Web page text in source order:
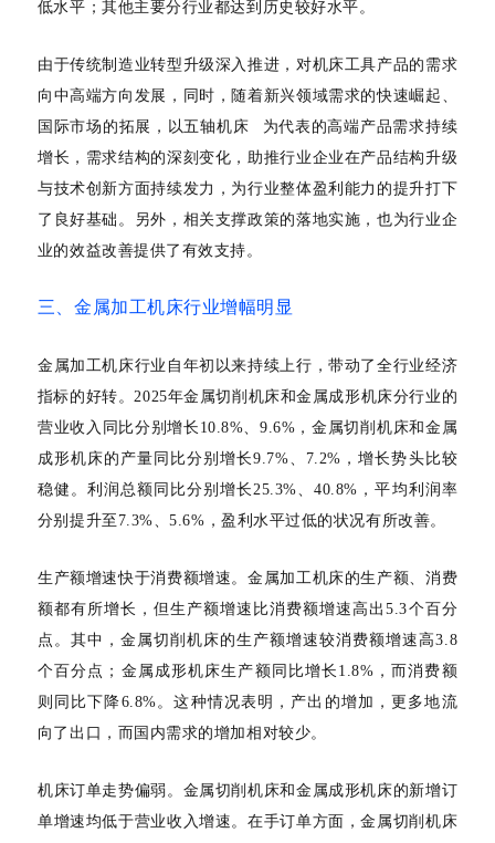
低水平；其他主要分行业都达到历史较好水平。
由于传统制造业转型升级深入推进，对机床工具产品的需求
向中高端方向发展，同时，随着新兴领域需求的快速崛起、
国际市场的拓展，以五轴机床
为代表的高端产品需求持续
增长，需求结构的深刻变化，助推行业企业在产品结构升级
与技术创新方面持续发力，为行业整体盈利能力的提升打下
了良好基础。另外，相关支撑政策的落地实施，也为行业企
业的效益改善提供了有效支持。
三、金属加工机床行业增幅明显
金属加工机床行业自年初以来持续上行，带动了全行业经济
指标的好转。2025年金属切削机床和金属成形机床分行业的
营业收入同比分别增长10.8%、9.6%，金属切削机床和金属
成形机床的产量同比分别增长9.7%、7.2%，增长势头比较
稳健。利润总额同比分别增长25.3%、40.8%，平均利润率
分别提升至7.3%、5.6%，盈利水平过低的状况有所改善。
生产额增速快于消费额增速。金属加工机床的生产额、消费
额都有所增长，但生产额增速比消费额增速高出5.3个百分
点。其中，金属切削机床的生产额增速较消费额增速高3.8
个百分点；金属成形机床生产额同比增长1.8%，而消费额
则同比下降6.8%。这种情况表明，产出的增加，更多地流
向了出口，而国内需求的增加相对较少。
机床订单走势偏弱。金属切削机床和金属成形机床的新增订
单增速均低于营业收入增速。在手订单方面，金属切削机床